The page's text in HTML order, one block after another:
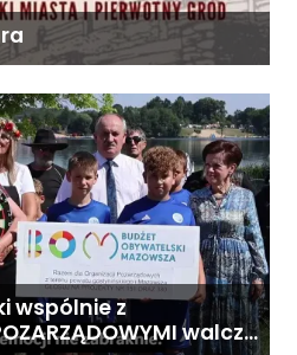
wspólnie z
walczą